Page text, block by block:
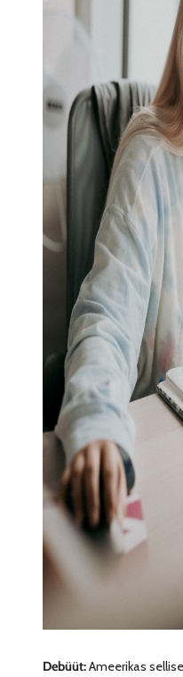
Debüüt:Ameerikas